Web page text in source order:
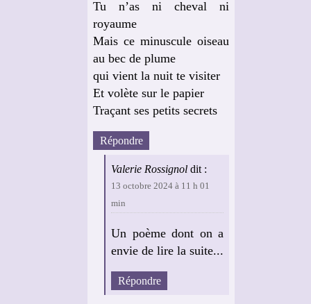
Tu n’as ni cheval ni
royaume
Mais ce minuscule oiseau
au bec de plume
qui vient la nuit te visiter
Et volète sur le papier
Traçant ses petits secrets
Répondre
Valerie Rossignol dit :
13 octobre 2024 à 11 h 01
min
Un poème dont on a
envie de lire la suite...
Répondre